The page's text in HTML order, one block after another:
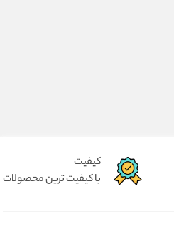
کیفیت
با کیفیت ترین محصولات